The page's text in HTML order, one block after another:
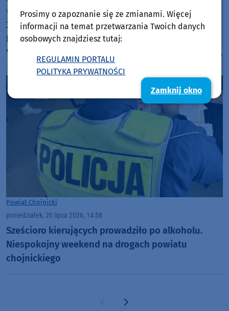
wtorek, 21 lipca 2026, 09:02
30 lat razem dla przyrody. Jubileusz 30-lecia Parku
Narodowego "Bory Tucholskie". Odcinek 7:
"Dlaczego przed wycieczką do Parku Narodowego
"Bory Tucholskie" warto odwiedzić muzeum PNBT?
Powiat Chojnicki
poniedziałek, 20 lipca 2026, 14:58
Sześcioro kierujących prowadziło po alkoholu.
Niespokojny weekend na drogach powiatu
chojnickiego
Poprzednia strona
Następna strona
Prosimy o zapoznanie się ze zmianami. Więcej
informacji na temat przetwarzania Twoich danych
osobowych znajdziesz tutaj:
REGULAMIN PORTALU
POLITYKA PRYWATNOŚCI
Zamknij okno